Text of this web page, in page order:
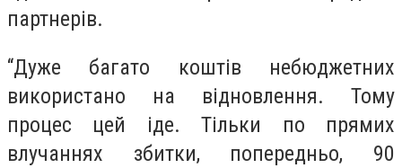
партнерів.
“Дуже багато коштів небюджетних
використано на відновлення. Тому
процес цей іде. Тільки по прямих
влучаннях збитки, попередньо, 90